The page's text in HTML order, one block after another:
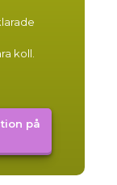
koll.
på